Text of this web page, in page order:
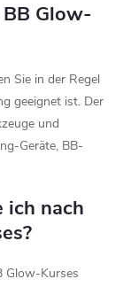
Glow-
Sie in der Regel
geeignet ist. Der
und
Geräte, BB-
ich nach
Glow-Kurses